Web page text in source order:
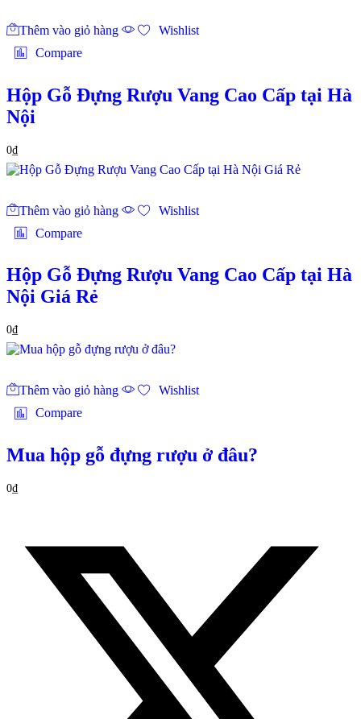
Thêm vào giỏ hàng
Wishlist
Compare
Hộp Gỗ Đựng Rượu Vang Cao Cấp tại Hà
Nội
0₫
Thêm vào giỏ hàng
Wishlist
Compare
Hộp Gỗ Đựng Rượu Vang Cao Cấp tại Hà
Nội Giá Rẻ
0₫
Thêm vào giỏ hàng
Wishlist
Compare
Mua hộp gỗ đựng rượu ở đâu?
0₫